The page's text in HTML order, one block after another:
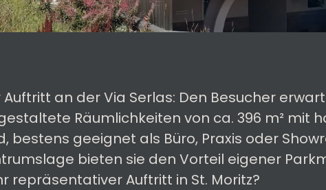
an der Via Serlas: Den Besucher
Räumlichkeiten von ca. 396 m² mit
bestens geeignet als Büro, Praxis oder
bieten sie den Vorteil eigener
repräsentativer Auftritt in St. Moritz?